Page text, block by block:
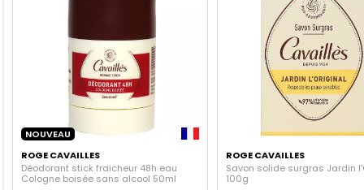
NOUVEAU
ROGE CAVAILLES
Déodorant stick fraicheur 48h eau
Cologne boisée sans alcool 50ml
ROGE CAVAILLES
Savon solide surgras Jardin
100g